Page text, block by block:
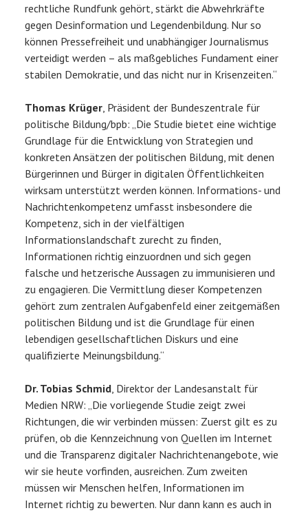
rechtliche Rundfunk gehört, stärkt die Abwehrkräfte
gegen Desinformation und Legendenbildung. Nur so
können Pressefreiheit und unabhängiger Journalismus
verteidigt werden – als maßgebliches Fundament einer
stabilen Demokratie, und das nicht nur in Krisenzeiten.“
Thomas Krüger , Präsident der Bundeszentrale für
politische Bildung/bpb: „Die Studie bietet eine wichtige
Grundlage für die Entwicklung von Strategien und
konkreten Ansätzen der politischen Bildung, mit denen
Bürgerinnen und Bürger in digitalen Öffentlichkeiten
wirksam unterstützt werden können. Informations- und
Nachrichtenkompetenz umfasst insbesondere die
Kompetenz, sich in der vielfältigen
Informationslandschaft zurecht zu finden,
Informationen richtig einzuordnen und sich gegen
falsche und hetzerische Aussagen zu immunisieren und
zu engagieren. Die Vermittlung dieser Kompetenzen
gehört zum zentralen Aufgabenfeld einer zeitgemäßen
politischen Bildung und ist die Grundlage für einen
lebendigen gesellschaftlichen Diskurs und eine
qualifizierte Meinungsbildung.“
Dr. Tobias Schmid , Direktor der Landesanstalt für
Medien NRW: „Die vorliegende Studie zeigt zwei
Richtungen, die wir verbinden müssen: Zuerst gilt es zu
prüfen, ob die Kennzeichnung von Quellen im Internet
und die Transparenz digitaler Nachrichtenangebote, wie
wir sie heute vorfinden, ausreichen. Zum zweiten
müssen wir Menschen helfen, Informationen im
Internet richtig zu bewerten. Nur dann kann es auch in